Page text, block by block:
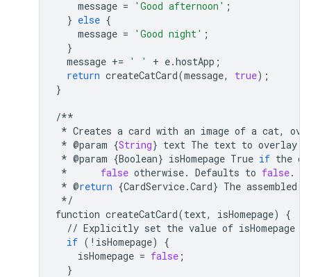
message = 'Good afternoon' ;
} else {
message = 'Good night' ;
}
message += ' ' + e.hostApp ;
return createCatCard(message, true);
}
/**
* Creates a card with an image of a cat,
* @param {String} text The text to overlay
* @param {Boolean} isHomepage True if the
*
false otherwise. Defaults to false.
* @return {CardService.Card} The assembled
*/
function createCatCard(text, isHomepage)
{
// Explicitly set the value of isHomepage
if ( ! isHomepage)
{
isHomepage = false ;
}